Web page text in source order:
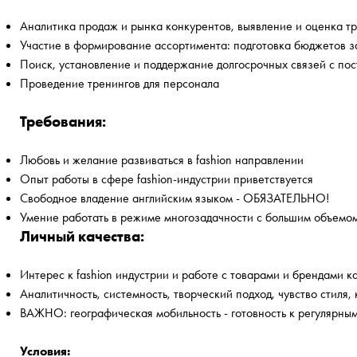
Аналитика продаж и рынка конкурентов, выявление и оценка
Участие в формирование ассортимента: подготовка бюджетов
Поиск, установление и поддержание долгосрочных связей с
Проведение тренингов для персонала
Требования:
Любовь и желание развиваться в fashion направлении
Опыт работы в сфере fashion-индустрии приветствуется
Свободное владение английским языком - ОБЯЗАТЕЛЬНО!
Умение работать в режиме многозадачности с большим
Личный качества:
Интерес к fashion индустрии и работе с товарами и брендами
Аналитичность, системность, творческий подход, чувство стиля,
ВАЖНО: географическая мобильность - готовность к
Условия: